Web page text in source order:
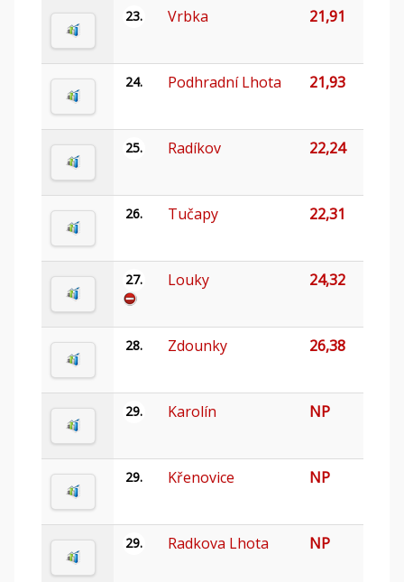
23. Vrbka 21,91
24. Podhradní Lhota 21,93
25. Radíkov 22,24
26. Tučapy 22,31
27. Louky 24,32
28. Zdounky 26,38
29. Karolín NP
29. Křenovice NP
29. Radkova Lhota NP